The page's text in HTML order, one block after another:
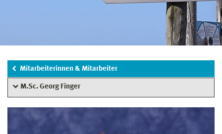
Mitarbeiterinnen & Mitarbeiter
M.Sc. Georg Finger